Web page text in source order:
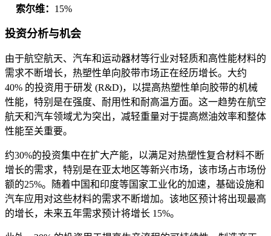
索尔维： 15%
投资分析与机会
由于航空航天、汽车和运动器材等行业对轻质和高性能材料的
需求不断增长，热塑性单向胶带市场正在经历增长。大约
40% 的投资用于研发 (R&D)，以提高热塑性单向胶带的机械
性能，特别是在强度、耐用性和耐高温方面。这一趋势在航空
航天和汽车领域尤为突出，减轻重量对于提高燃油效率和整体
性能至关重要。
约30%的投资集中在扩大产能，以满足对热塑性复合材料不断
增长的需求，特别是在亚太地区等新兴市场，该市场占市场份
额的25%。随着中国和印度等国家工业化的加速，基础设施和
汽车应用对这些材料的需求不断增加。该地区预计将出现最高
的增长，未来五年需求预计将增长 15%。